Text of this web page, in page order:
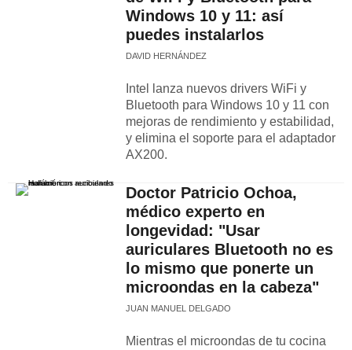
Windows 10 y 11: así
puedes instalarlos
DAVID HERNÁNDEZ
Intel lanza nuevos drivers WiFi y
Bluetooth para Windows 10 y 11 con
mejoras de rendimiento y estabilidad,
y elimina el soporte para el adaptador
AX200.
Doctor Patricio Ochoa,
médico experto en
longevidad: "Usar
auriculares Bluetooth no es
lo mismo que ponerte un
microondas en la cabeza"
JUAN MANUEL DELGADO
Mientras el microondas de tu cocina